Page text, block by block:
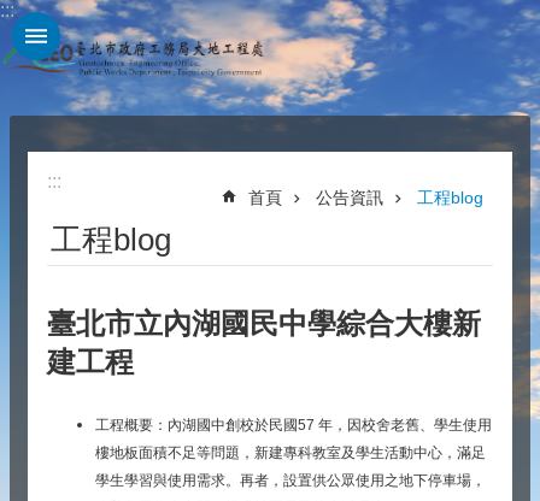
跳到主要內容區塊
:::
:::
首頁 公告資訊 工程blog
工程blog
臺北市立內湖國民中學綜合大樓新
建工程
工程概要：內湖國中創校於民國57 年，因校舍老舊、學生使用
樓地板面積不足等問題，新建專科教室及學生活動中心，滿足
學生學習與使用需求。再者，設置供公眾使用之地下停車場，